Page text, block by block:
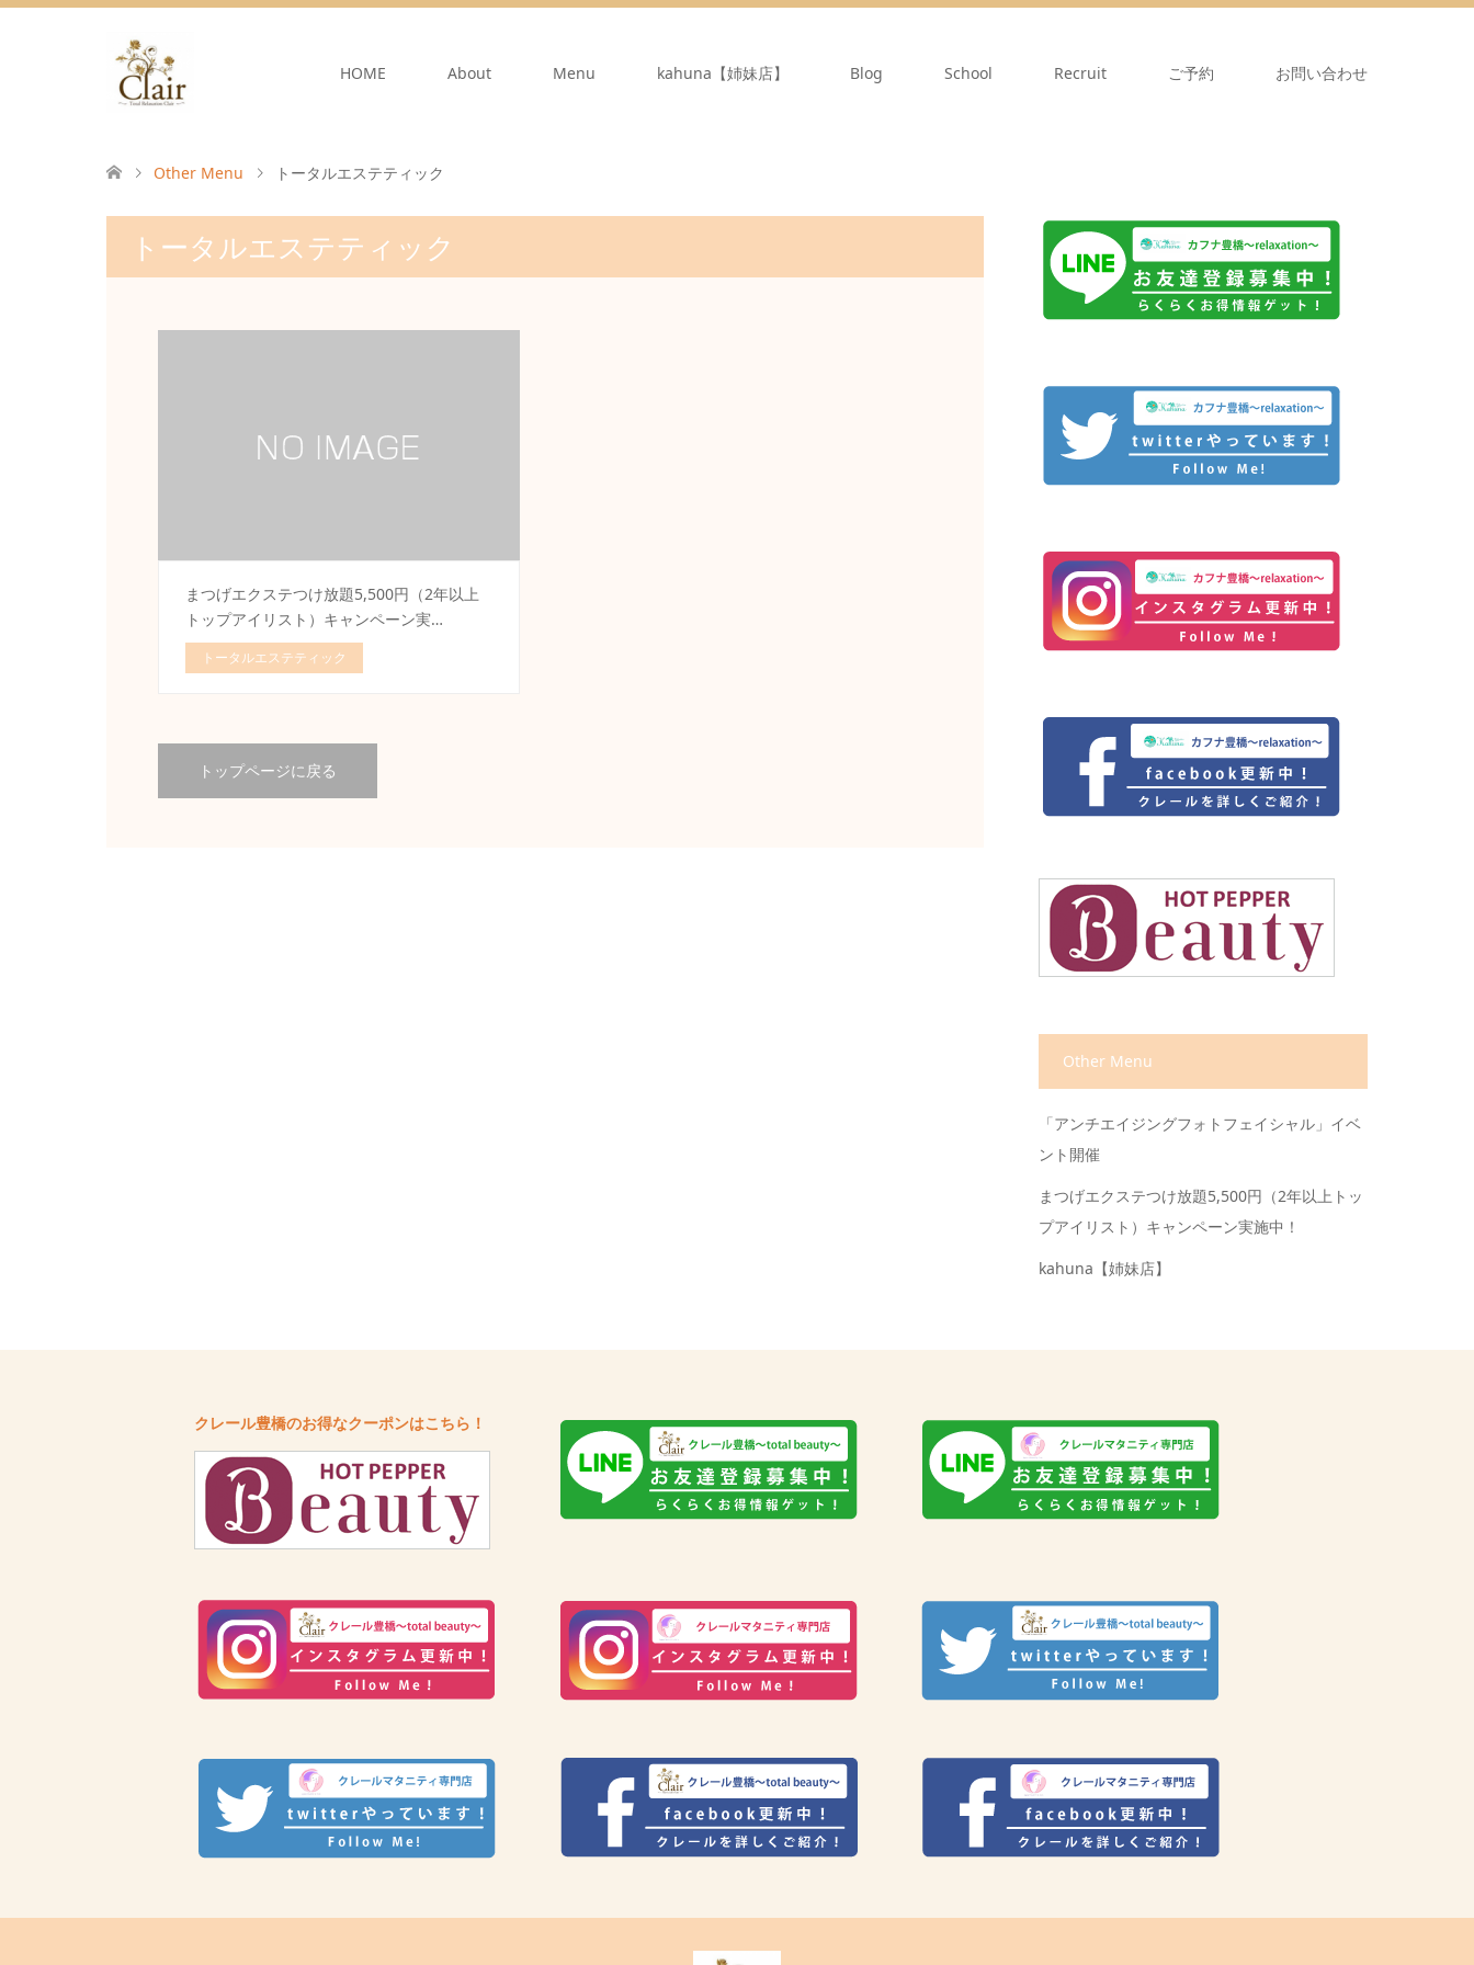
HOME About Menu kahuna【姉妹店】 Blog School Recruit ご予約 お問い合わせ
Other Menu トータルエステティック
トータルエステティック
まつげエクステつけ放題5,500円（2年以上
トップアイリスト）キャンペーン実…
トータルエステティック
トップページに戻る
Other Menu
「アンチエイジングフォトフェイシャル」イベ
ント開催
まつげエクステつけ放題5,500円（2年以上トッ
プアイリスト）キャンペーン実施中！
kahuna【姉妹店】
クレール豊橋のお得なクーポンはこちら！